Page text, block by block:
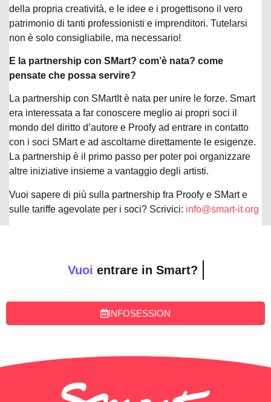
della propria creatività, e le idee e i progettisono il vero
patrimonio di tanti professionisti e imprenditori. Tutelarsi
non è solo consigliabile, ma necessario!
E la partnership con SMart? com’è nata? come
pensate che possa servire?
La partnership con SMartIt è nata per unire le forze. Smart
era interessata a far conoscere meglio ai propri soci il
mondo del diritto d’autore e Proofy ad entrare in contatto
con i soci SMart e ad ascoltarne direttamente le esigenze.
La partnership è il primo passo per poter poi organizzare
altre iniziative insieme a vantaggio degli artisti.
Vuoi sapere di più sulla partnership fra Proofy e SMart e
sulle tariffe agevolate per i soci? Scrivici: info@smart-it.org
Vuoi entrare in Smart?
INFOSESSION